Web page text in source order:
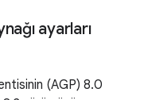
ayarları
(AGP) 8.0